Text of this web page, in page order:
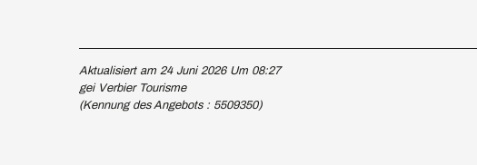
Aktualisiert am 24 Juni 2026 Um 08:27
gei Verbier Tourisme
(Kennung des Angebots : 5509350)